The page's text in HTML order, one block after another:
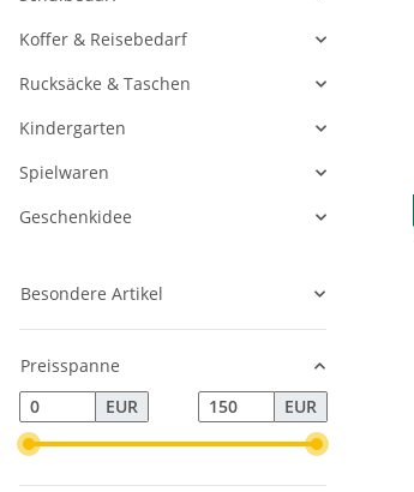
Koffer & Reisebedarf
Rucksäcke & Taschen
Kindergarten
Spielwaren
Geschenkidee
Besondere Artikel
Preisspanne
EUR
EUR